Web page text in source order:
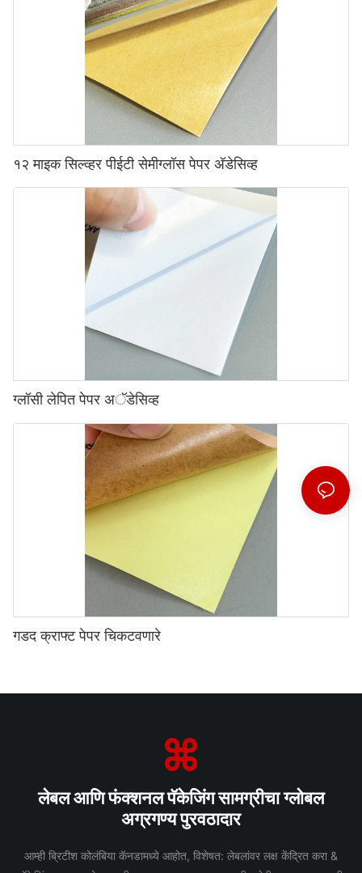
१२ माइक सिल्व्हर पीईटी सेमीग्लॉस पेपर अ‍ॅडेसिव्ह
ग्लॉसी लेपित पेपर अॅडेसिव्ह
गडद क्राफ्ट पेपर चिकटवणारे
लेबल आणि फंक्शनल पॅकेजिंग सामग्रीचा ग्लोबल
अग्रगण्य पुरवठादार
आम्ही ब्रिटीश कोलंबिया कॅनडामध्ये आहोत, विशेषत: लेबलांवर लक्ष केंद्रित करा &